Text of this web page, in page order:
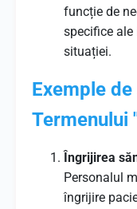
funcție de
specifice
situației.
Exemple
Termenului
Îngrijirea
Personalul
îngrijire